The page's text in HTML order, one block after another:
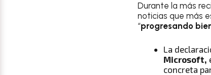
Durante la más
noticias que más
“progresando
La
Microsoft,
concreta